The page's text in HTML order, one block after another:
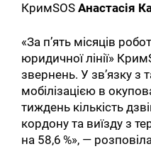
КримSOSАнастасія
«За п’ять місяців
юридичної лінії»
звернень. У зв’язку з
мобілізацією в
тиждень кількість
кордону та виїзду з
на 58,6 %», —